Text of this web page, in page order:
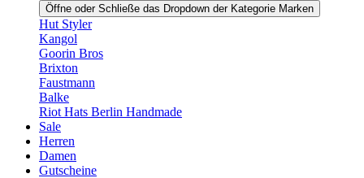
Öffne oder Schließe das Dropdown der Kategorie Marken
Hut Styler
Kangol
Goorin Bros
Brixton
Faustmann
Balke
Riot Hats Berlin Handmade
Sale
Herren
Damen
Gutscheine